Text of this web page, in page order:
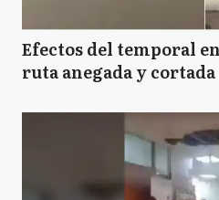
Efectos del temporal
ruta anegada y